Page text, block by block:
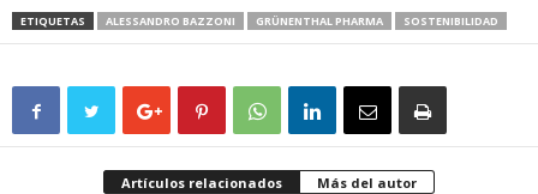
ETIQUETAS ALESSANDRO BAZZONI GRÜNENTHAL PHARMA SOSTENIBILIDAD
Artículos relacionados Más del autor